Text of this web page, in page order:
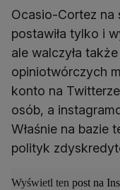
Ocasio-Cortez na
postawiła tylko i
ale walczyła
opiniotwórczych
konto na
osób, a
Właśnie na bazie
polityk
Wyświetl ten post na